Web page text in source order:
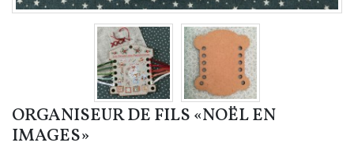
ORGANISEUR DE FILS «NOËL EN
IMAGES»